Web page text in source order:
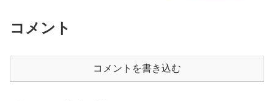
コメント
コメントを書き込む